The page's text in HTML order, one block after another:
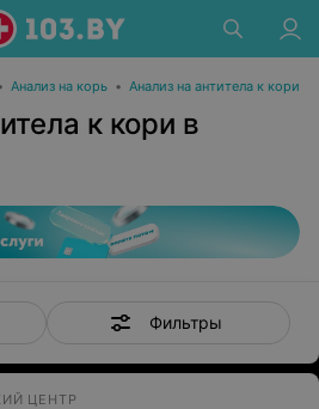
Анализ на корь • Анализ на антитела к кори
к кори в
Фильтры
ЦЕНТР